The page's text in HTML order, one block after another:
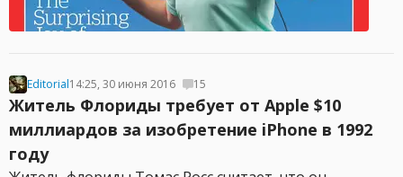
Editorial14:25, 30 июня 2016 15
Житель Флориды требует от Apple $10
миллиардов за изобретение iPhone в 1992
году